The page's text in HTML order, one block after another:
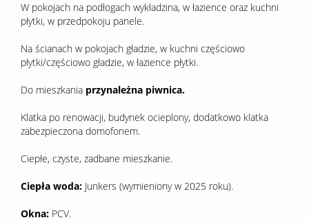
W pokojach na podłogach wykładzina, w łazience oraz kuchni
płytki, w przedpokoju panele.
Na ścianach w pokojach gładzie, w kuchni częściowo
płytki/częściowo gładzie, w łazience płytki.
Do mieszkania przynależna piwnica.
Klatka po renowacji, budynek ocieplony, dodatkowo klatka
zabezpieczona domofonem.
Ciepłe, czyste, zadbane mieszkanie.
Ciepła woda: Junkers (wymieniony w 2025 roku).
Okna: PCV.